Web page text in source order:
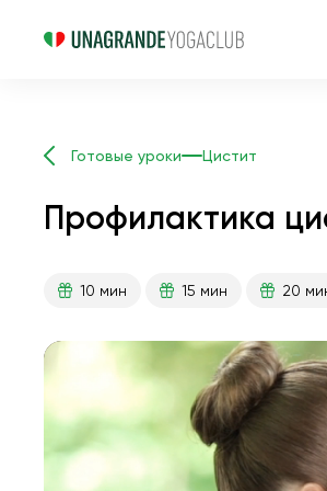
Готовые уроки Цистит
Профилактика
10 мин 15 мин 20